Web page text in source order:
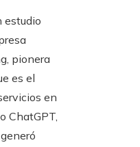
estudio
pionera
es el
en
ChatGPT,